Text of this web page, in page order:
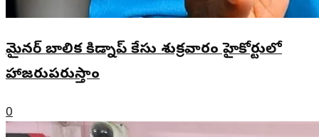
మైనర్ బాలిక కిడ్నాప్ కేసు శుక్రవారం హైకోర్టులో
హాజరుపరుస్తాం
0